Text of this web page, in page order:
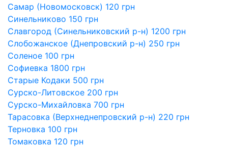
Самар (Новомосковск) 120 грн
Синельниково 150 грн
Славгород (Синельниковский р-н) 1200 грн
Слобожанское (Днепровский р-н) 250 грн
Соленое 100 грн
Софиевка 1800 грн
Старые Кодаки 500 грн
Сурско-Литовское 200 грн
Сурско-Михайловка 700 грн
Тарасовка (Верхнеднепровский р-н) 220 грн
Терновка 100 грн
Томаковка 120 грн